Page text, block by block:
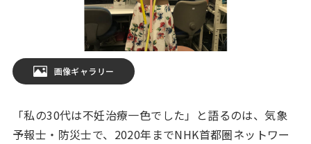
画像ギャラリー
「私の30代は不妊治療一色でした」と語るのは、気象
予報士・防災士で、2020年までNHK首都圏ネットワー